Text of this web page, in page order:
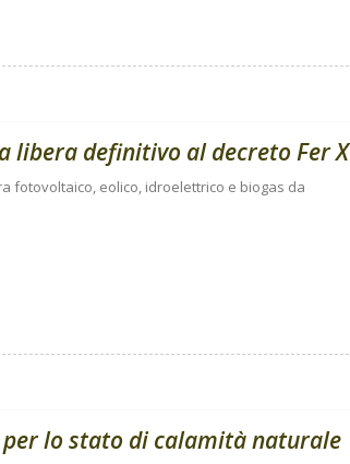
libera definitivo al decreto Fer X
fotovoltaico, eolico, idroelettrico e biogas da
lo stato di calamità naturale